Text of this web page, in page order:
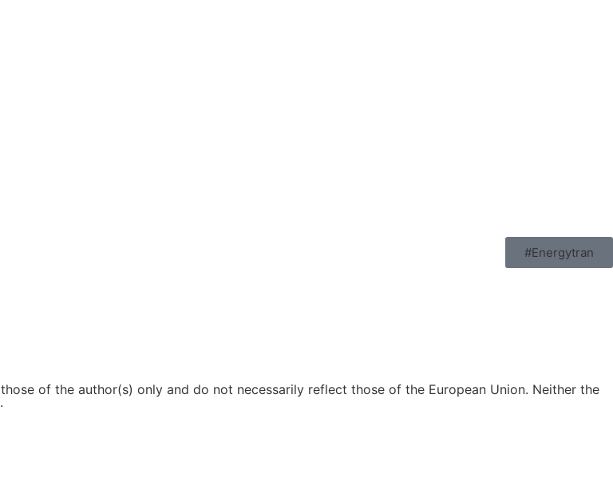
#Energytran
of the author(s) only and do not necessarily reflect those of the European Union. Neither the